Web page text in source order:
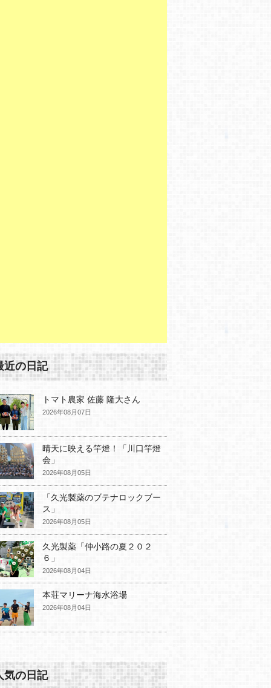
近の日記
トマト農家 佐藤 隆大さん
2026年08月07日
晴天に映える竿燈！「川口竿燈
会」
2026年08月05日
「久光製薬のブテナロックブー
ス」
2026年08月05日
久光製薬「仲小路の夏２０２
６」
2026年08月04日
本荘マリーナ海水浴場
2026年08月04日
気の日記